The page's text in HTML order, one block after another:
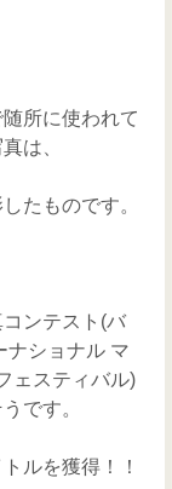
所に使われて
は、
たものです。
ンテスト(バ
ナショナル マ
ェスティバル)
です。
ルを獲得！！